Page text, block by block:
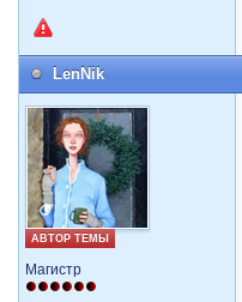
LenNik
АВТОР ТЕМЫ
Магистр